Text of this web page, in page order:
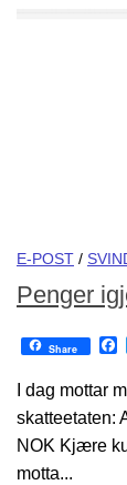
E-POST /
Penger
Share
I dag mottar
skatteetaten:
NOK Kjære
motta...